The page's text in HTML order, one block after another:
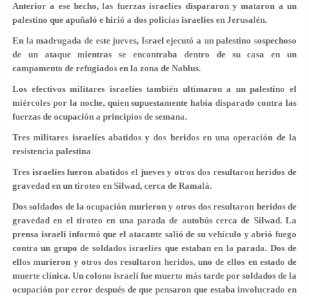
Anterior a ese hecho, las fuerzas israelíes dispararon y mataron a un
palestino que apuñaló e hirió a dos policías israelíes en Jerusalén.
En la madrugada de este jueves, Israel ejecutó a un palestino sospechoso
de un ataque mientras se encontraba dentro de su casa en un
campamento de refugiados en la zona de Nablus.
Los efectivos militares israelíes también ultimaron a un palestino el
miércoles por la noche, quien supuestamente había disparado contra las
fuerzas de ocupación a principios de semana.
Tres militares israelíes abatidos y dos heridos en una operación de la
resistencia palestina
Tres israelíes fueron abatidos el jueves y otros dos resultaron heridos de
gravedad en un tiroteo en Silwad, cerca de Ramalá.
Dos soldados de la ocupación murieron y otros dos resultaron heridos de
gravedad en el tiroteo en una parada de autobús cerca de Silwad. La
prensa israelí informó que el atacante salió de su vehículo y abrió fuego
contra un grupo de soldados israelíes que estaban en la parada. Dos de
ellos murieron y otros dos resultaron heridos, uno de ellos en estado de
muerte clínica. Un colono israelí fue muerto más tarde por soldados de la
ocupación por error después de que pensaron que estaba involucrado en